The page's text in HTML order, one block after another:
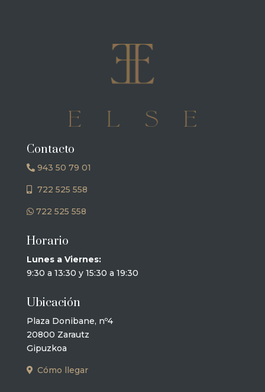
Contacto
943 50 79 01
722 525 558
722 525 558
Horario
Lunes a Viernes:
9:30 a 13:30 y 15:30 a 19:30
Ubicación
Plaza Donibane, nº4
20800 Zarautz
Gipuzkoa
Cómo llegar